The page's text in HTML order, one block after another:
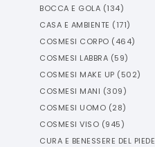
BOCCA E GOLA (134)
CASA E AMBIENTE (171)
COSMESI CORPO (464)
COSMESI LABBRA (59)
COSMESI MAKE UP (502)
COSMESI MANI (309)
COSMESI UOMO (28)
COSMESI VISO (945)
CURA E BENESSERE DEL PIEDE